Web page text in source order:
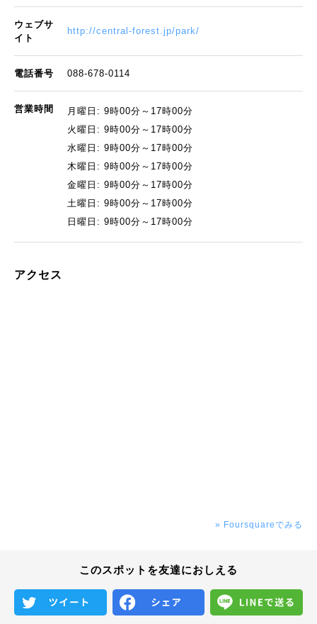
ウェブサ
イト
http://central-forest.jp/park/
電話番号 088-678-0114
営業時間
月曜日: 9時00分～17時00分
火曜日: 9時00分～17時00分
水曜日: 9時00分～17時00分
木曜日: 9時00分～17時00分
金曜日: 9時00分～17時00分
土曜日: 9時00分～17時00分
日曜日: 9時00分～17時00分
アクセス
» Foursquareでみる
このスポットを友達におしえる